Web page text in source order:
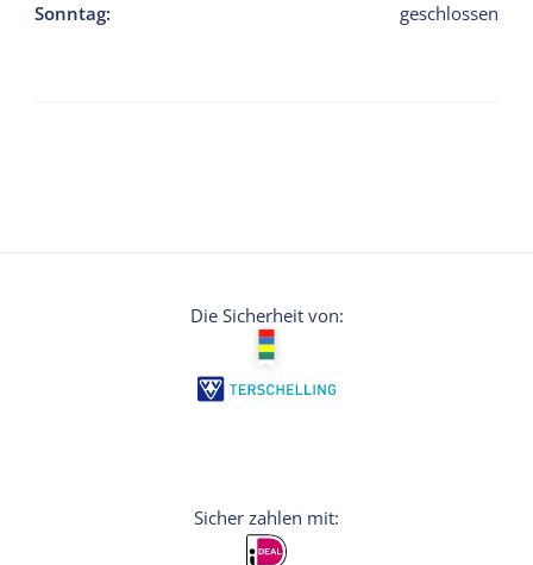
Sonntag: geschlossen
Die Sicherheit von: